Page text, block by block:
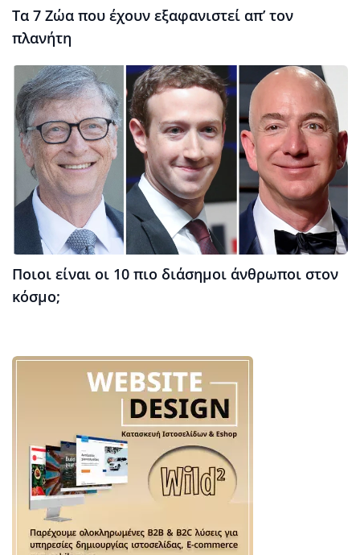
Τα 7 Ζώα που έχουν εξαφανιστεί απ’ τον
πλανήτη
Ποιοι είναι οι 10 πιο διάσημοι άνθρωποι στον
κόσμο;